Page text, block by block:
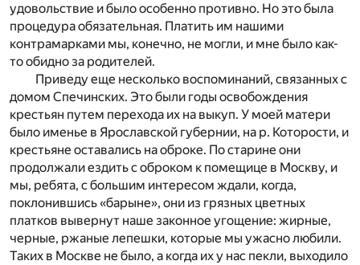
удовольствие и было особенно противно. Но это была
процедура обязательная. Платить им нашими
контрамарками мы, конечно, не могли, и мне было как-
то обидно за родителей.
Приведу еще несколько воспоминаний, связанных с
домом Спечинских. Это были годы освобождения
крестьян путем перехода их на выкуп. У моей матери
было именье в Ярославской губернии, на р. Которости, и
крестьяне оставались на оброке. По старине они
продолжали ездить с оброком к помещице в Москву, и
мы, ребята, с большим интересом ждали, когда,
поклонившись «барыне», они из грязных цветных
платков вывернут наше законное угощение: жирные,
черные, ржаные лепешки, которые мы ужасно любили.
Таких в Москве не было, а когда их у нас пекли, выходило